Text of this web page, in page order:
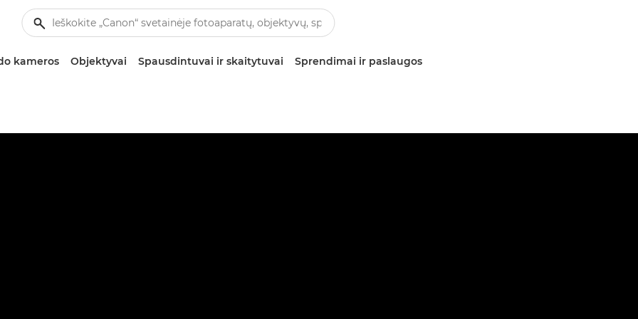
kameros Objektyvai Spausdintuvai ir skaitytuvai Sprendimai ir paslaugos